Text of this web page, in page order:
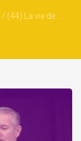
/ (44) La vie de Salomon : Ses grandes entreprises (#3)